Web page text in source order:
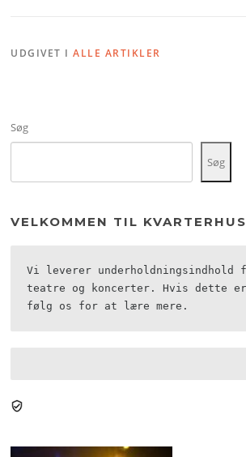
UDGIVET IALLE ARTIKLER
Søg
Søg
VELKOMMEN TIL
Vi leverer underholdningsindhold
teatre og koncerter. Hvis dette
følg os for at lære mere.